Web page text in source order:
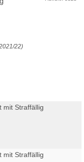
22)
mit Straffällig
mit Straffällig